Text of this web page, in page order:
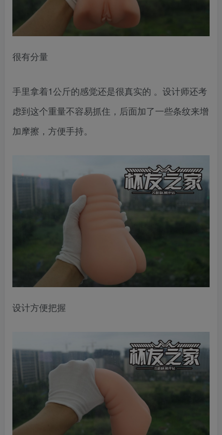
很有分量
手里拿着1公斤的感觉还是很真实的 。设计师还考
虑到这个重量不容易抓住，后面加了一些条纹来增
加摩擦，方便手持。
设计方便把握